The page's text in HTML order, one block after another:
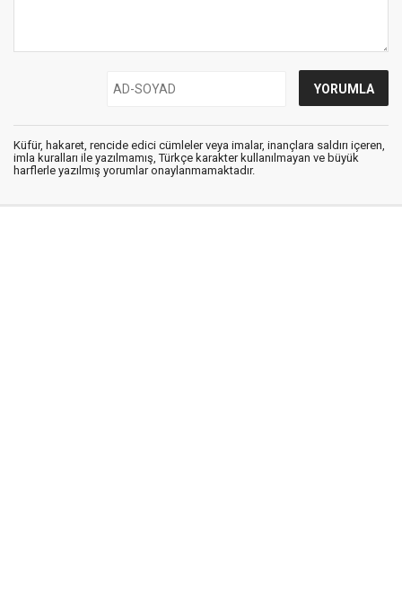
Küfür, hakaret, rencide edici cümleler veya imalar, inançlara saldırı içeren,
imla kuralları ile yazılmamış, Türkçe karakter kullanılmayan ve büyük
harflerle yazılmış yorumlar onaylanmamaktadır.